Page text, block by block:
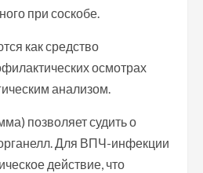
при соскобе.
как средство
осмотрах
анализом.
позволяет судить о
Для ВПЧ-инфекции
действие, что